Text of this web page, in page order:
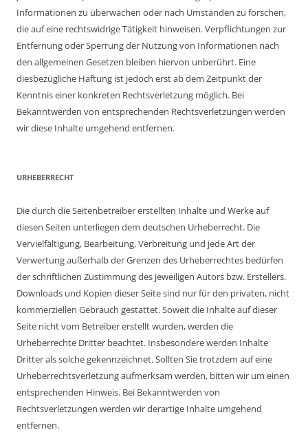
Informationen zu überwachen oder nach Umständen zu forschen,
die auf eine rechtswidrige Tätigkeit hinweisen. Verpflichtungen zur
Entfernung oder Sperrung der Nutzung von Informationen nach
den allgemeinen Gesetzen bleiben hiervon unberührt. Eine
diesbezügliche Haftung ist jedoch erst ab dem Zeitpunkt der
Kenntnis einer konkreten Rechtsverletzung möglich. Bei
Bekanntwerden von entsprechenden Rechtsverletzungen werden
wir diese Inhalte umgehend entfernen.
URHEBERRECHT
Die durch die Seitenbetreiber erstellten Inhalte und Werke auf
diesen Seiten unterliegen dem deutschen Urheberrecht. Die
Vervielfältigung, Bearbeitung, Verbreitung und jede Art der
Verwertung außerhalb der Grenzen des Urheberrechtes bedürfen
der schriftlichen Zustimmung des jeweiligen Autors bzw. Erstellers.
Downloads und Kopien dieser Seite sind nur für den privaten, nicht
kommerziellen Gebrauch gestattet. Soweit die Inhalte auf dieser
Seite nicht vom Betreiber erstellt wurden, werden die
Urheberrechte Dritter beachtet. Insbesondere werden Inhalte
Dritter als solche gekennzeichnet. Sollten Sie trotzdem auf eine
Urheberrechtsverletzung aufmerksam werden, bitten wir um einen
entsprechenden Hinweis. Bei Bekanntwerden von
Rechtsverletzungen werden wir derartige Inhalte umgehend
entfernen.